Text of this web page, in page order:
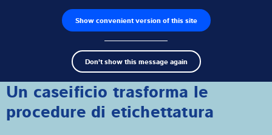
Show convenient version of this site
Don't show this message again
Ricerca dei prodotti Lavoro
Search
term
Terminali di pesatura
Bilance industriali
Un caseificio trasforma le
procedure di etichettatura